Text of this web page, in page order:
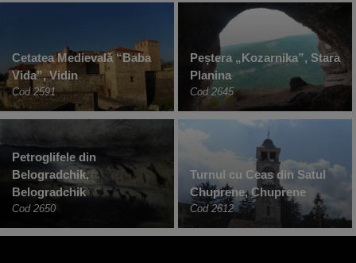
Cetatea Medievală “Baba
Vida”, Vidin
Cod 2591
Peștera „Kozarnika”, Stara
Planina
Cod 2645
Petroglifele din
Belogradchik,
Belogradchik
Cod 2650
Turnul cu Ceas din Satul
Chuprene, Chuprene
Cod 2612